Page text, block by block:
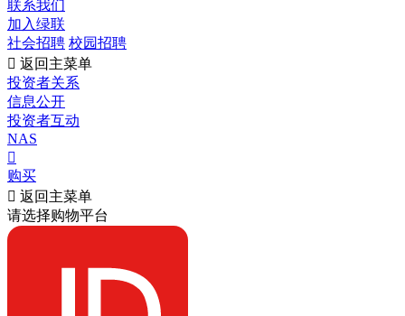
联系我们
加入绿联
社会招聘 校园招聘
 返回主菜单
投资者关系
信息公开
投资者互动
NAS

购买
 返回主菜单
请选择购物平台